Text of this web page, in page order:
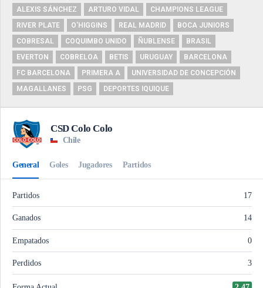
ALEXIS SÁNCHEZ
ARTURO VIDAL
CHAMPIONS LEAGUE
RIVER PLATE
O'HIGGINS REAL MADRID
BOCA JUNIORS
COBRESAL
COQUIMBO UNIDO ÑUBLENSE
BRASIL
EVERTON
COBRELOA BETIS URUGUAY
BARCELONA
FC BARCELONA
PRIMERA A
UNIVERSIDAD DE CONCEPCIÓN
MAGALLANES
PSG DEPORTES IQUIQUE